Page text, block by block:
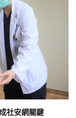
社安網關鍵